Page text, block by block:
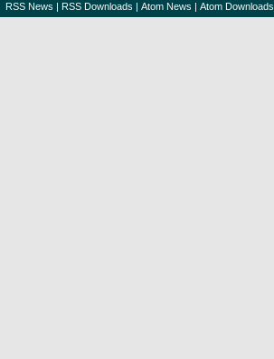
RSS News | RSS Downloads | Atom News | Atom Downloads